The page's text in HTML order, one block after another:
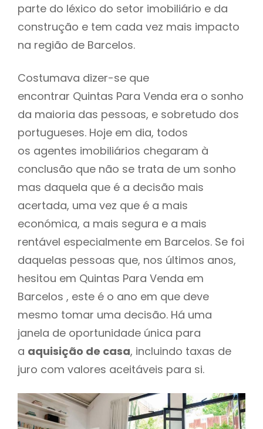
parte do léxico do setor imobiliário e da
construção e tem cada vez mais impacto
na região de Barcelos.
Costumava dizer-se que
encontrar Quintas Para Venda era o sonho
da maioria das pessoas, e sobretudo dos
portugueses. Hoje em dia, todos
os agentes imobiliários chegaram à
conclusão que não se trata de um sonho
mas daquela que é a decisão mais
acertada, uma vez que é a mais
económica, a mais segura e a mais
rentável especialmente em Barcelos. Se foi
daquelas pessoas que, nos últimos anos,
hesitou em Quintas Para Venda em
Barcelos , este é o ano em que deve
mesmo tomar uma decisão. Há uma
janela de oportunidade única para
a aquisição de casa, incluindo taxas de
juro com valores aceitáveis para si.